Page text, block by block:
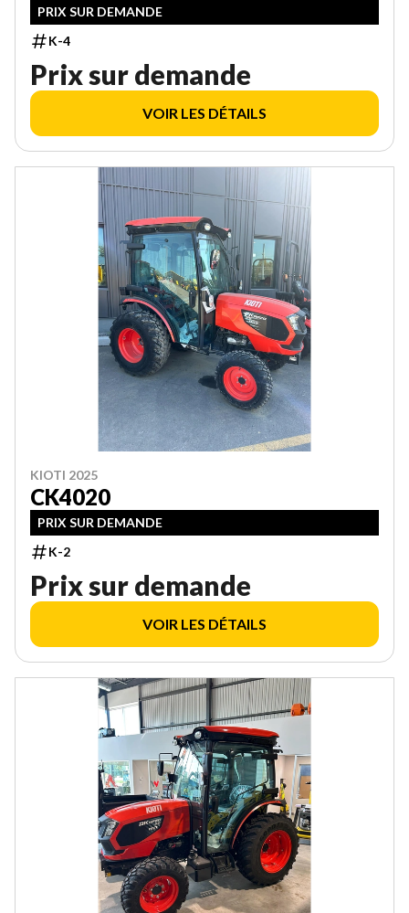
PRIX SUR DEMANDE
K-4
Prix sur demande
VOIR LES DÉTAILS
KIOTI 2025
CK4020
PRIX SUR DEMANDE
K-2
Prix sur demande
VOIR LES DÉTAILS